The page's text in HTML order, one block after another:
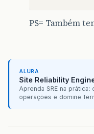
PS= Também
ALURA
Site Reliability
Aprenda SRE na
operações e domine